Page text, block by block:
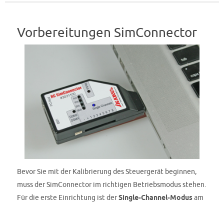
Vorbereitungen SimConnector
Bevor Sie mit der Kalibrierung des Steuergerät beginnen,
muss der SimConnector im richtigen Betriebsmodus stehen.
Für die erste Einrichtung ist derSingle-Channel-Modusam